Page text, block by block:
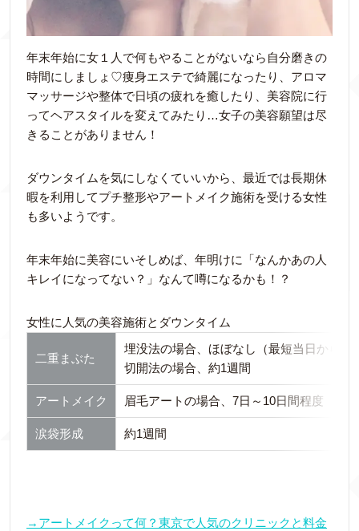
年末年始に女１人で何もやることがないなら自分磨きの
時間にしましょ♡痩身エステで綺麗になったり、アロマ
マッサージや整体で日頃の疲れを癒したり、美容院に行
ってヘアスタイルを変えてみたり…女子の美容願望は尽
きることがありません！
ダウンタイムを気にしなくていいから、最近では長期休
暇を利用してプチ整形やアートメイク施術を受ける女性
も多いようです。
年末年始に美容にいそしめば、年明けに「なんかあの人
キレイになってない？」なんて噂になるかも！？
女性に人気の美容施術とダウンタイム
二重まぶた
埋没法の場合、ほぼなし（最短当日からメ
切開法の場合、約1週間
アートメイク 眉毛アートの場合、7日～10日間程度
涙袋形成 約1週間
→アートメイクって何？東京で人気のクリニックと料金